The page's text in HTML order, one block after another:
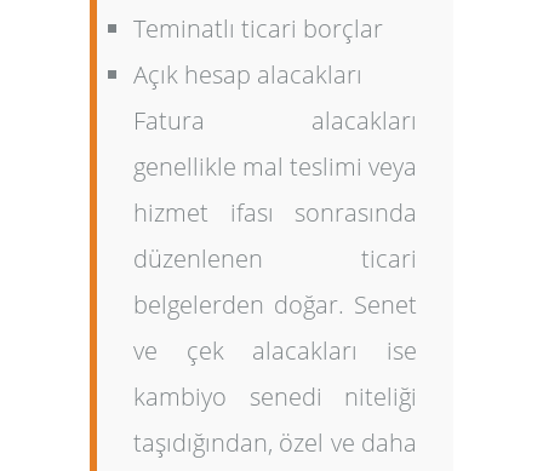
Teminatlı ticari borçlar
Açık hesap alacakları
Fatura alacakları
genellikle mal teslimi veya
hizmet ifası sonrasında
düzenlenen ticari
belgelerden doğar. Senet
ve çek alacakları ise
kambiyo senedi niteliği
taşıdığından, özel ve daha